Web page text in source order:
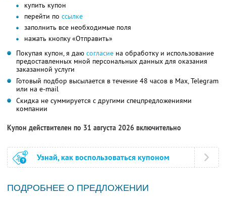
купить купон
перейти по ссылке
заполнить все необходимые поля
нажать кнопку «Отправить»
Покупая купон, я даю согласие на обработку и использование
предоставленных мной персональных данных для оказания
заказанной услуги
Готовый подбор высылается в течение 48 часов в Max, Telegram
или на e-mail
Скидка не суммируется с другими спецпредложениями
компании
Купон действителен по 31 августа 2026 включительно
Узнай, как воспользоваться купоном
ПОДРОБНЕЕ О ПРЕДЛОЖЕНИИ